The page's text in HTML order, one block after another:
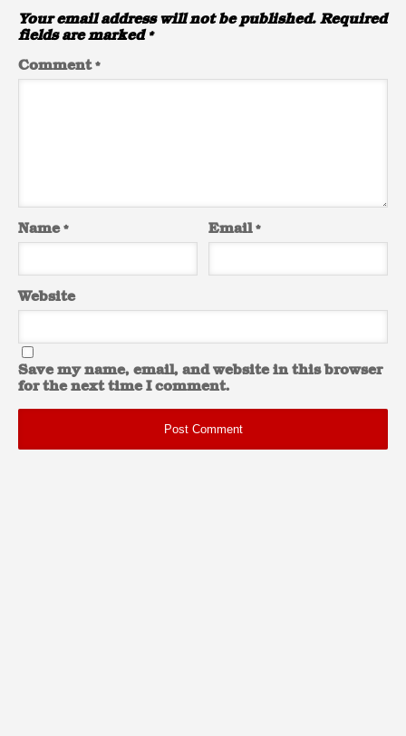
Your email address will not be published. Required
fields are marked *
Comment*
Name* Email*
Website
Save my name, email, and website in this browser
for the next time I comment.